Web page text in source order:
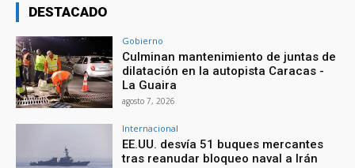
DESTACADO
Gobierno
Culminan mantenimiento de juntas de
dilatación en la autopista Caracas -
La Guaira
agosto 7, 2026
Internacional
EE.UU. desvía 51 buques mercantes
tras reanudar bloqueo naval a Irán